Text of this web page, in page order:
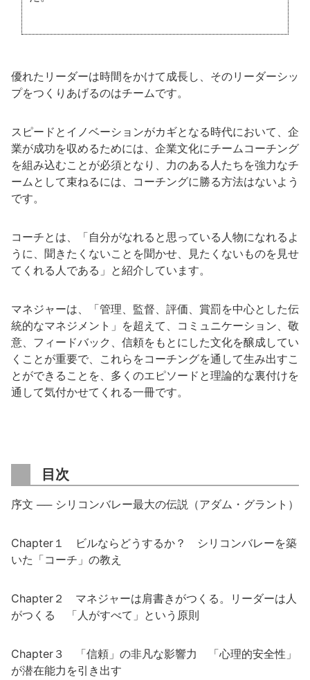
優れたリーダーは時間をかけて成長し、そのリーダーシッ
プをつくりあげるのはチームです。
スピードとイノベーションがカギとなる時代において、企
業が成功を収めるためには、企業文化にチームコーチング
を組み込むことが必須となり、力のある人たちを強力なチ
ームとして束ねるには、コーチングに勝る方法はないよう
です。
コーチとは、「自分がなれると思っている人物になれるよ
うに、聞きたくないことを聞かせ、見たくないものを見せ
てくれる人である」と紹介しています。
マネジャーは、「管理、監督、評価、賞罰を中心とした伝
統的なマネジメント」を超えて、コミュニケーション、敬
意、フィードバック、信頼をもとにした文化を醸成してい
くことが重要で、これらをコーチングを通して生み出すこ
とができることを、多くのエピソードと理論的な裏付けを
通して気付かせてくれる一冊です。
目次
序文 ── シリコンバレー最大の伝説（アダム・グラント）
Chapter１ ビルならどうするか？ シリコンバレーを築
いた「コーチ」の教え
Chapter２ マネジャーは肩書きがつくる。リーダーは人
がつくる 「人がすべて」という原則
Chapter３ 「信頼」の非凡な影響力 「心理的安全性」
が潜在能力を引き出す